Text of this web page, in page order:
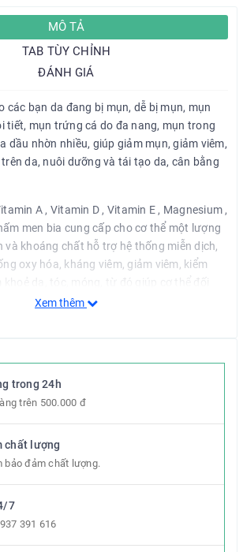
MÔ TẢ
TAB TÙY CHỈNH
ĐÁNH GIÁ
các bạn da đang bị mụn, dễ bị mụn, mụn
tiết, mụn trứng cá do đa nang, mụn trong
dầu nhờn nhiều, giúp giảm mụn, giảm viêm,
da, nuôi dưỡng và tái tạo da, cân bằng
A , Vitamin D , Vitamin E , Magnesium ,
men bia cung cấp cho cơ thể một lượng
và khoáng chất hỗ trợ hệ thống miễn dịch,
oxy hóa, kháng viêm, giảm viêm, kiểm
mụn.
Pro vitamin A – chống lại những tác động
P.acnes, nuôi dưỡng, trẻ hóa da; tái tạo tế
sản sinh collagen trong da
khuẩn, cathelicidine và defensine hỗ trợ
tố
và giúp tái tạo da.
khuẩn, chống viêm, giảm tiết dầu trên da.
Xem thêm
trong 24h
trên 500.000 đ
chất lượng
bảo đảm chất lượng.
7
391 616